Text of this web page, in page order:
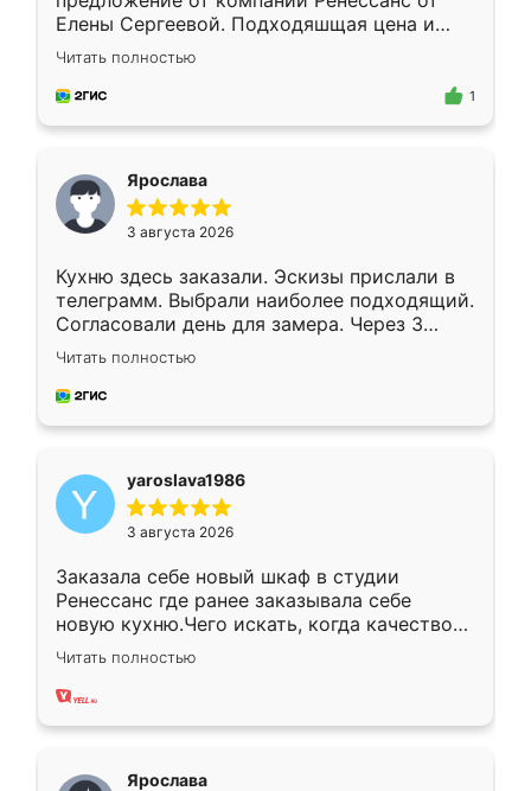
Елены Сергеевой. Подходяшщая цена и
короткие сроки изготовления. Приехавший
для замера сотрудник Владислав
предложил по моему эскизу самый
Читать полностью
1
Ярослава
3 августа 2026
Кухню здесь заказали. Эскизы прислали в
телеграмм. Выбрали наиболее подходящий.
Согласовали день для замера. Через 3
недели кухня была уже готова. Остались
довольны работой. Спасибо Ренессанс
мебель за качественную работу!
Читать полностью
yaroslava1986
3 августа 2026
Заказала себе новый шкаф в студии
Ренессанс где ранее заказывала себе
новую кухню.Чего искать, когда качеством
вполне довольна. Служит кухня уже почти
два года, нареканий нет.
Читать полностью
Ярослава